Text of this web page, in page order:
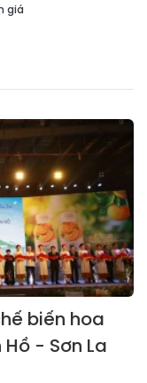
giá
biến hoa
- Sơn La